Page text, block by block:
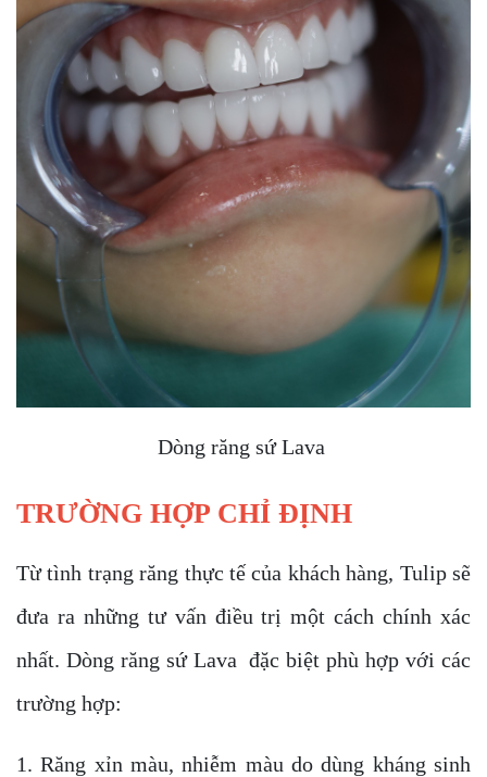
Dòng răng sứ Lava
TRƯỜNG HỢP CHỈ ĐỊNH
Từ tình trạng răng thực tế của khách hàng, Tulip sẽ
đưa ra những tư vấn điều trị một cách chính xác
nhất. Dòng răng sứ Lava đặc biệt phù hợp với các
trường hợp:
1. Răng xỉn màu, nhiễm màu do dùng kháng sinh